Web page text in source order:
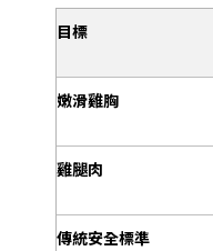
目標
嫩滑雞胸
雞腿肉
傳統安全標準